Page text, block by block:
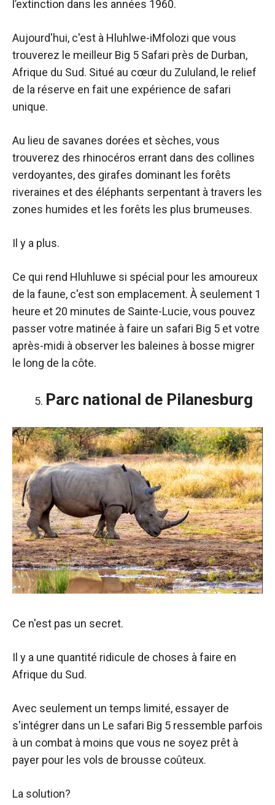
l’extinction dans les années 1960.
Aujourd'hui, c'est à Hluhlwe-iMfolozi que vous
trouverez le meilleur Big 5 Safari près de Durban,
Afrique du Sud. Situé au cœur du Zululand, le relief
de la réserve en fait une expérience de safari
unique.
Au lieu de savanes dorées et sèches, vous
trouverez des rhinocéros errant dans des collines
verdoyantes, des girafes dominant les forêts
riveraines et des éléphants serpentant à travers les
zones humides et les forêts les plus brumeuses.
Il y a plus.
Ce qui rend Hluhluwe si spécial pour les amoureux
de la faune, c'est son emplacement. À seulement 1
heure et 20 minutes de Sainte-Lucie, vous pouvez
passer votre matinée à faire un safari Big 5 et votre
après-midi à observer les baleines à bosse migrer
le long de la côte.
Parc national de Pilanesburg
Ce n'est pas un secret.
Il y a une quantité ridicule de choses à faire en
Afrique du Sud.
Avec seulement un temps limité, essayer de
s'intégrer dans un Le safari Big 5 ressemble parfois
à un combat à moins que vous ne soyez prêt à
payer pour les vols de brousse coûteux.
La solution?